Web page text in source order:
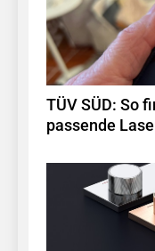
TÜV SÜD: So
passende